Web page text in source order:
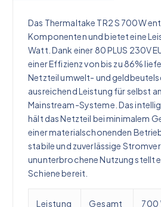
Das Thermaltake TR2 S 700W
Komponenten und bietet eine
Watt. Dank einer 80 PLUS 230V
einer Effizienz von bis zu 86%
Netzteil umwelt- und
ausreichend Leistung für selbst
Mainstream-Systeme. Das
hält das Netzteil bei minimalem
einer materialschonenden
stabile und zuverlässige
ununterbrochene Nutzung stellt
Schiene bereit.
Leistung Gesamt 700